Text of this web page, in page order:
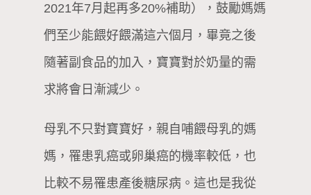
2021年7月起再多20%補助），鼓勵媽媽
們至少能餵好餵滿這六個月，畢竟之後
隨著副食品的加入，寶寶對於奶量的需
求將會日漸減少。
母乳不只對寶寶好，親自哺餵母乳的媽
媽，罹患乳癌或卵巢癌的機率較低，也
比較不易罹患產後糖尿病。這也是我從